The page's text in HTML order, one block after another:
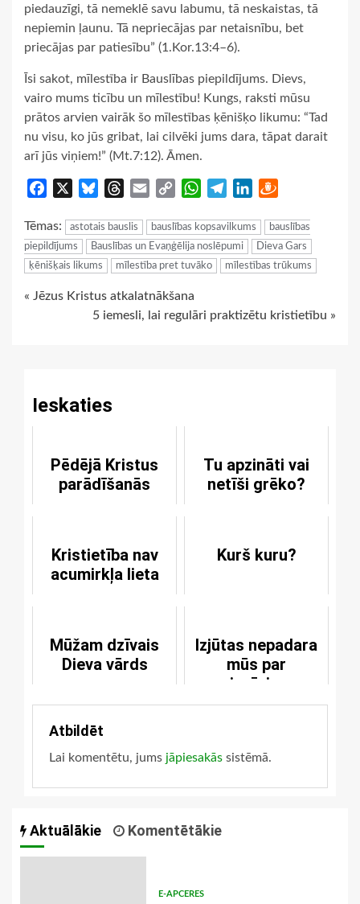
piedauzīgi, tā nemeklē savu labumu, tā neskaistas, tā
nepiemin ļaunu. Tā nepriecājas par netaisnību, bet
priecājas par patiesību” (1.Kor.13:4–6).
Īsi sakot, mīlestība ir Bauslības piepildījums. Dievs,
vairo mums ticību un mīlestību! Kungs, raksti mūsu
prātos arvien vairāk šo mīlestības ķēnišķo likumu: “Tad
nu visu, ko jūs gribat, lai cilvēki jums dara, tāpat darait
arī jūs viņiem!” (Mt.7:12). Āmen.
Facebook BlueskyThreads
Email
Copy
WhatsApp
TelegramLinkedIn
Tēmas: astotais bauslis bauslības kopsavilkums
bauslības
piepildījums
Bauslības un Evaņģēlija noslēpumi
Dieva Gars
ķēnišķais likums
mīlestība pret tuvāko mīlestības trūkums
Continue
« Jēzus Kristus atkalatnākšana
5 iemesli, lai regulāri praktizētu kristietību »
Ieskaties
Pēdējā Kristus
parādīšanās
Tu apzināti vai
netīši grēko?
Kristietība nav
acumirkļa lieta
Kurš kuru?
Mūžam dzīvais
Dieva vārds
Izjūtas nepadara
mūs par
cienīgiem
Atbildēt
Lai komentētu, jums jāpiesakās sistēmā.
Aktuālākie Komentētākie
E-APCERES